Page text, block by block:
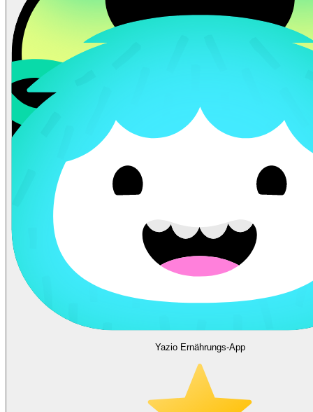
Yazio Ernährungs-App